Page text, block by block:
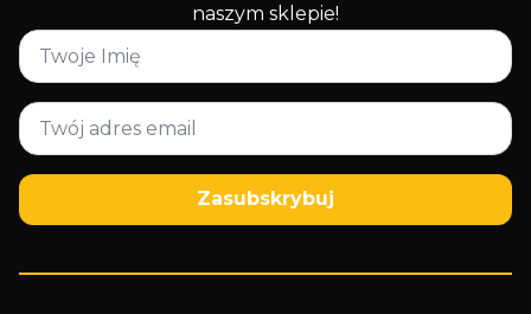
naszym sklepie!
Imię
Email
Zasubskrybuj